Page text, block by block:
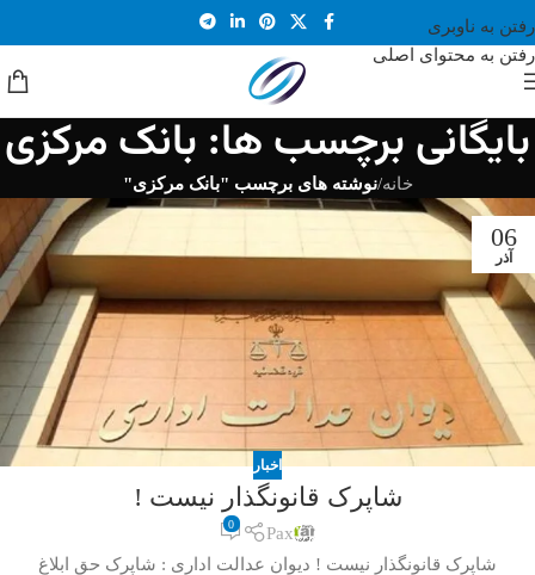
رفتن به ناوبری
رفتن به محتوای اصلی
بایگانی برچسب ها: بانک مرکزی
خانه/نوشته های برچسب "بانک مرکزی"
06
آذر
اخبار
شاپرک قانونگذار نیست !
Pax
0
شاپرک قانونگذار نیست ! دیوان عدالت اداری : شاپرک حق ابلاغ